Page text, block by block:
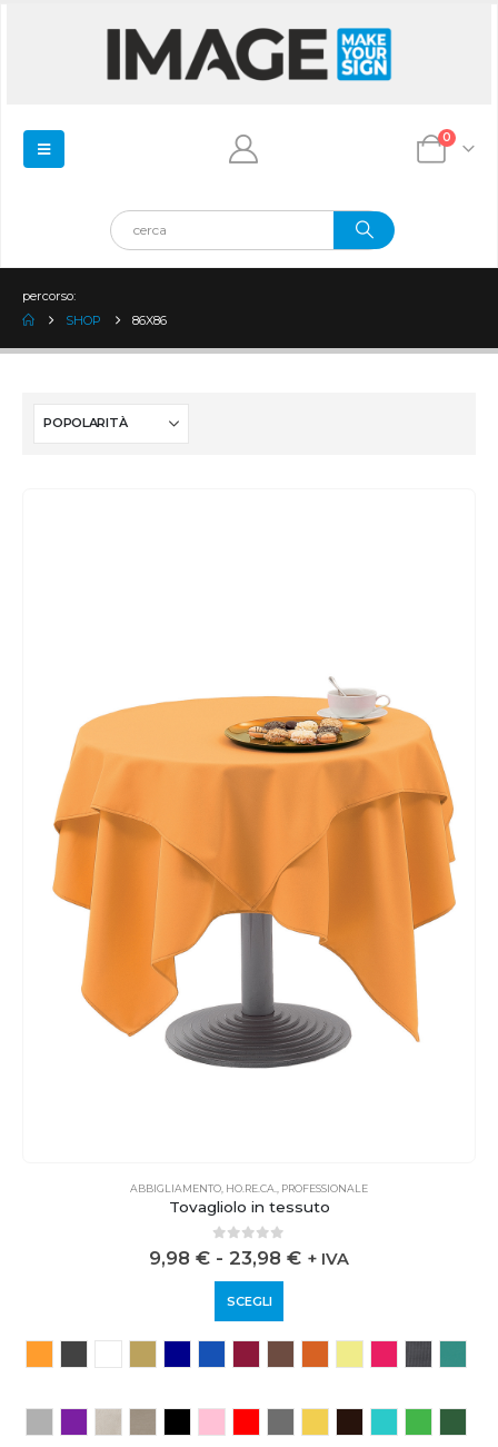
0
percorso:
SHOP
86X86
ABBIGLIAMENTO, HO.RE.CA., PROFESSIONALE
Tovagliolo in tessuto
out of 5
9,98 € - 23,98 € + IVA
SCEGLI